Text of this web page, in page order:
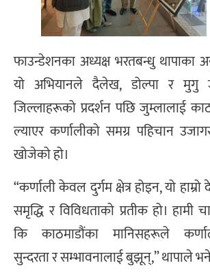
फाउन्डेशनका अध्यक्ष भरतबन्धु थापाका
यो अभियानले दैलेख, डोल्पा र मुगु
जिल्लाहरूको प्रदर्शन पछि जुम्लालाई
ल्याएर कर्णालीको समग्र पहिचान
खोजेको हो।
“कर्णाली केवल दुर्गम क्षेत्र होइन, यो
समृद्धि र विविधताको प्रतीक हो। हामी
कि काठमाडौंका मानिसहरूले
सुन्दरता र सम्भावनालाई बुझून्,” थापाले